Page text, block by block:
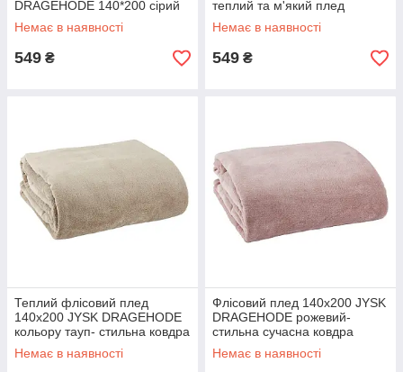
DRAGEHODE 140*200 сірий
Немає в наявності
549 ₴
теплий та м'який плед
відмінної якості
Немає в наявності
549 ₴
Теплий флісовий плед
140x200 JYSK DRAGEHODE
кольору тауп- стильна ковдра
з сучасним відтінком
Немає в наявності
Флісовий плед 140x200 JYSK
DRAGEHODE рожевий-
стильна сучасна ковдра
Немає в наявності